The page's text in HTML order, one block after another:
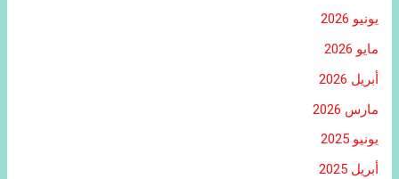
يونيو 2026
مايو 2026
أبريل 2026
مارس 2026
يونيو 2025
أبريل 2025